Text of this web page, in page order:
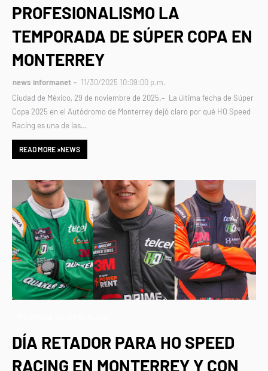
PROFESIONALISMO LA
TEMPORADA DE SÚPER COPA EN
MONTERREY
news informanet
11/30/2025 10:09:00 p.m.
Ciudad de México, 29 de noviembre de 2025.– La última fecha de Súper
Copa 2025 en el Autódromo de Monterrey dejó claro por qué HO Speed
Racing es una de las…
READ MORE »NEWS
DÍA RETADOR PARA HO SPEED
RACING EN MONTERREY Y CON